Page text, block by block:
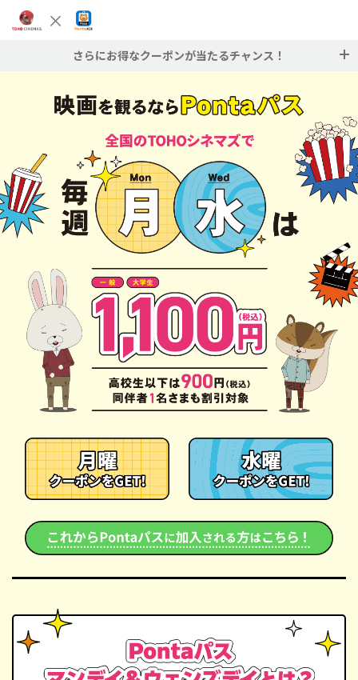
さらにお得なクーポンが当たるチャンス！
選に、ぜひご参加ください！
※対象：Pontaパス会員
▶抽選に参加する